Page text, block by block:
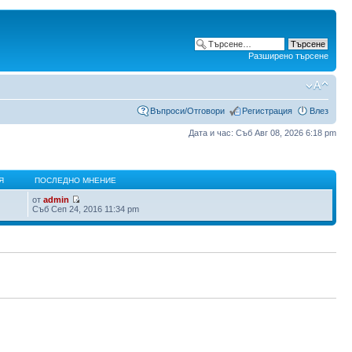
Разширено търсене
Въпроси/Отговори Регистрация Влез
Дата и час: Съб Авг 08, 2026 6:18 pm
ПОСЛЕДНО МНЕНИЕ
отadmin
Съб Сеп 24, 2016 11:34 pm